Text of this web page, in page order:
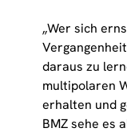
„Wer sich
daraus zu
multipolaren
erhalten und
BMZ sehe es